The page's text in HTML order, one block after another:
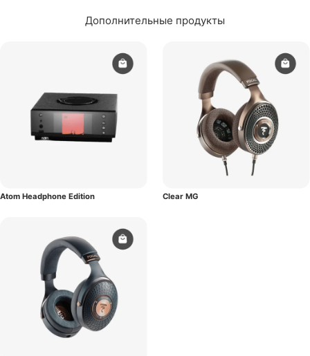
Дополнительные продукты
Atom Headphone Edition Clear MG